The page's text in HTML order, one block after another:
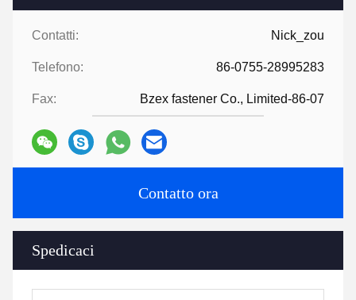
Contatti: Nick_zou
Telefono: 86-0755-28995283
Fax: Bzex fastener Co., Limited-86-07
Contatto ora
Spedicaci